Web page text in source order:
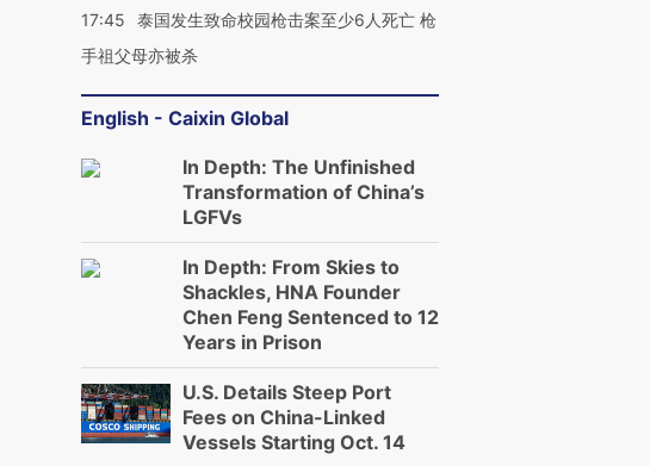
17:45
泰国发生致命校园枪击案至少6人死亡 枪
手祖父母亦被杀
English - Caixin Global
In Depth: The Unfinished
Transformation of China’s
LGFVs
In Depth: From Skies to
Shackles, HNA Founder
Chen Feng Sentenced to 12
Years in Prison
U.S. Details Steep Port
Fees on China-Linked
Vessels Starting Oct. 14